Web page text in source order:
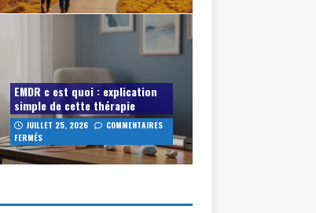
EMDR c est quoi : explication
simple de cette thérapie
JUILLET 25, 2026
COMMENTAIRES
FERMÉS